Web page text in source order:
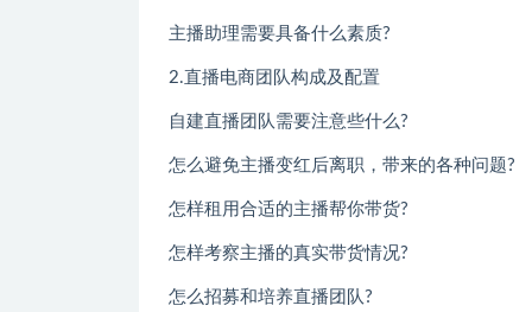
主播助理需要具备什么素质?
2.直播电商团队构成及配置
自建直播团队需要注意些什么?
怎么避免主播变红后离职，带来的各种问题?
怎样租用合适的主播帮你带货?
怎样考察主播的真实带货情况?
怎么招募和培养直播团队?